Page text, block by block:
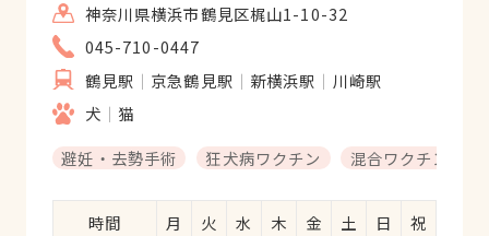
神奈川県横浜市鶴見区梶山1-10-32
045-710-0447
鶴見駅
京急鶴見駅 新横浜駅
川崎駅
犬
猫
避妊・去勢手術
狂犬病ワクチン 混合ワクチン
時間 月 火 水 木 金 土 日
祝